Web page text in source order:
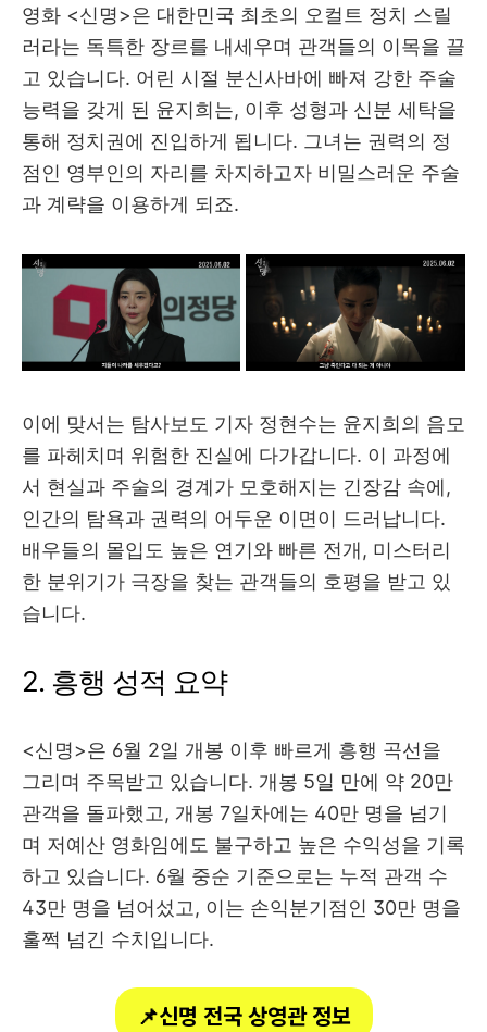
영화 <신명>은 대한민국 최초의 오컬트 정치 스릴
러라는 독특한 장르를 내세우며 관객들의 이목을 끌
고 있습니다. 어린 시절 분신사바에 빠져 강한 주술
능력을 갖게 된 윤지희는, 이후 성형과 신분 세탁을
통해 정치권에 진입하게 됩니다. 그녀는 권력의 정
점인 영부인의 자리를 차지하고자 비밀스러운 주술
과 계략을 이용하게 되죠.
이에 맞서는 탐사보도 기자 정현수는 윤지희의 음모
를 파헤치며 위험한 진실에 다가갑니다. 이 과정에
서 현실과 주술의 경계가 모호해지는 긴장감 속에,
인간의 탐욕과 권력의 어두운 이면이 드러납니다.
배우들의 몰입도 높은 연기와 빠른 전개, 미스터리
한 분위기가 극장을 찾는 관객들의 호평을 받고 있
습니다.
2. 흥행 성적 요약
<신명>은 6월 2일 개봉 이후 빠르게 흥행 곡선을
그리며 주목받고 있습니다. 개봉 5일 만에 약 20만
관객을 돌파했고, 개봉 7일차에는 40만 명을 넘기
며 저예산 영화임에도 불구하고 높은 수익성을 기록
하고 있습니다. 6월 중순 기준으로는 누적 관객 수
43만 명을 넘어섰고, 이는 손익분기점인 30만 명을
훌쩍 넘긴 수치입니다.
📌신명 전국 상영관 정보